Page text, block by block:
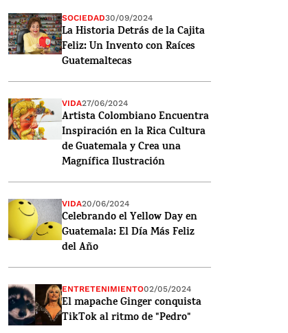
SOCIEDAD30/09/2024
La Historia Detrás de la Cajita
Feliz: Un Invento con Raíces
Guatemaltecas
VIDA27/06/2024
Artista Colombiano Encuentra
Inspiración en la Rica Cultura
de Guatemala y Crea una
Magnífica Ilustración
VIDA20/06/2024
Celebrando el Yellow Day en
Guatemala: El Día Más Feliz
del Año
ENTRETENIMIENTO02/05/2024
El mapache Ginger conquista
TikTok al ritmo de "Pedro"